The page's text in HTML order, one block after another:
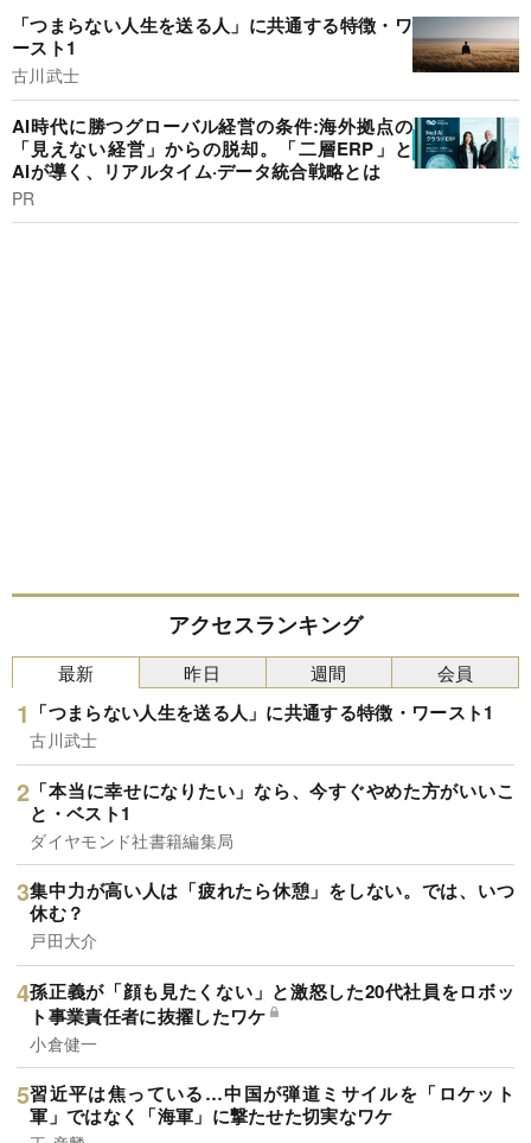
「つまらない人生を送る人」に共通する特徴・ワ
ースト1
古川武士
AI時代に勝つグローバル経営の条件:海外拠点の
「見えない経営」からの脱却。「二層ERP」と
AIが導く、リアルタイム·データ統合戦略とは
PR
アクセスランキング
最新
「つまらない人生を送る人」に共通する特徴・ワースト1
古川武士
「本当に幸せになりたい」なら、今すぐやめた方がいいこ
と・ベスト1
ダイヤモンド社書籍編集局
集中力が高い人は「疲れたら休憩」をしない。では、いつ
休む？
戸田大介
孫正義が「顔も見たくない」と激怒した20代社員をロボッ
ト事業責任者に抜擢したワケ
小倉健一
習近平は焦っている…中国が弾道ミサイルを「ロケット
軍」ではなく「海軍」に撃たせた切実なワケ
昨日 週間 会員